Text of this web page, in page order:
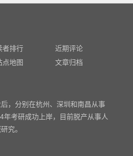
者排行
近期评论
点地图 文章归档
，分别在杭州、深圳和南昌从事
年考研成功上岸，目前脱产从事人
究。